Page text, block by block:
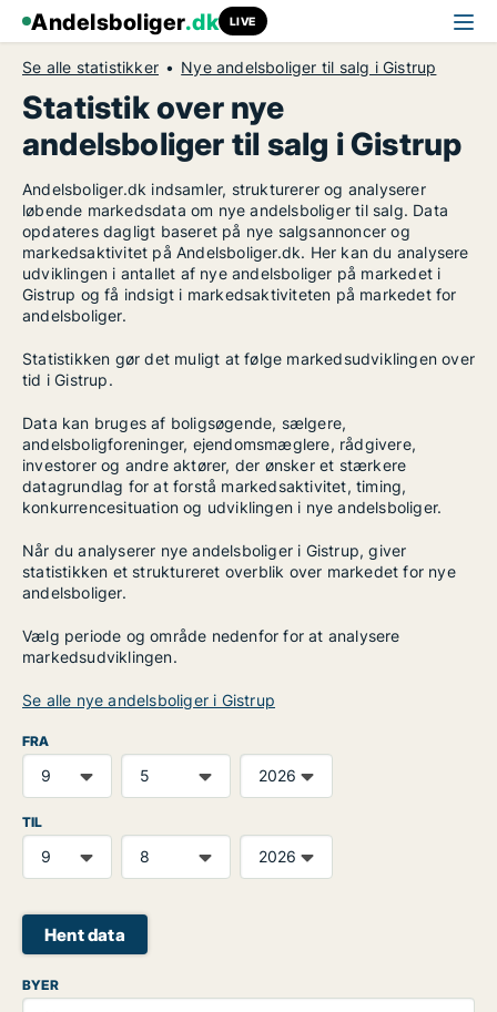
Andelsboliger.dk LIVE
Se alle statistikker Nye andelsboliger til salg i Gistrup
Statistik over nye
andelsboliger til salg i Gistrup
Andelsboliger.dk indsamler, strukturerer og analyserer
løbende markedsdata om nye andelsboliger til salg. Data
opdateres dagligt baseret på nye salgsannoncer og
markedsaktivitet på Andelsboliger.dk. Her kan du analysere
udviklingen i antallet af nye andelsboliger på markedet i
Gistrup og få indsigt i markedsaktiviteten på markedet for
andelsboliger.
Statistikken gør det muligt at følge markedsudviklingen over
tid i Gistrup.
Data kan bruges af boligsøgende, sælgere,
andelsboligforeninger, ejendomsmæglere, rådgivere,
investorer og andre aktører, der ønsker et stærkere
datagrundlag for at forstå markedsaktivitet, timing,
konkurrencesituation og udviklingen i nye andelsboliger.
Når du analyserer nye andelsboliger i Gistrup, giver
statistikken et struktureret overblik over markedet for nye
andelsboliger.
Vælg periode og område nedenfor for at analysere
markedsudviklingen.
Se alle nye andelsboliger i Gistrup
FRA
TIL
Hent data
BYER